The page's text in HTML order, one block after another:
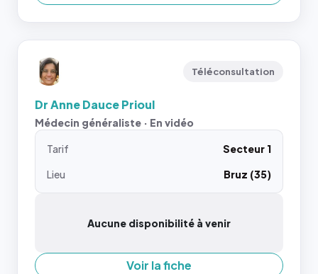
Téléconsultation
Dr Anne Dauce Prioul
Médecin généraliste · En vidéo
Tarif
Secteur 1
Lieu
Bruz (35)
Aucune disponibilité à venir
Voir la fiche